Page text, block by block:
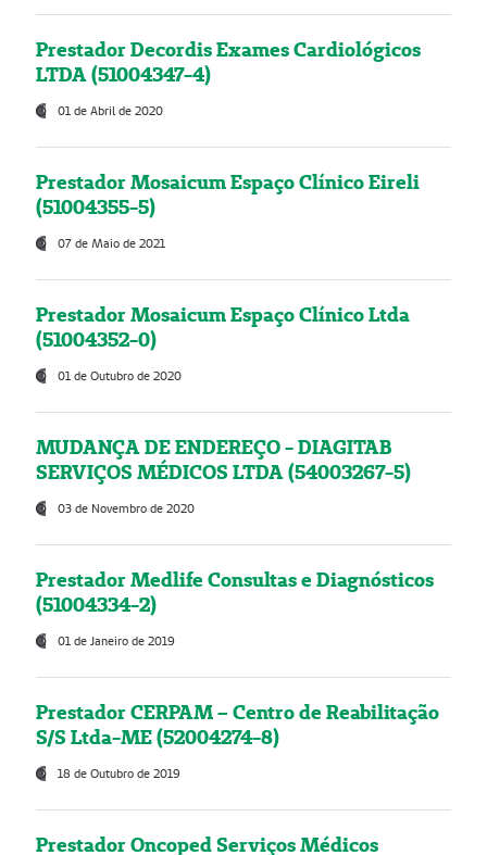
Prestador Decordis Exames Cardiológicos
LTDA (51004347-4)
01 de Abril de 2020
Prestador Mosaicum Espaço Clínico Eireli
(51004355-5)
07 de Maio de 2021
Prestador Mosaicum Espaço Clínico Ltda
(51004352-0)
01 de Outubro de 2020
MUDANÇA DE ENDEREÇO - DIAGITAB
SERVIÇOS MÉDICOS LTDA (54003267-5)
03 de Novembro de 2020
Prestador Medlife Consultas e Diagnósticos
(51004334-2)
01 de Janeiro de 2019
Prestador CERPAM – Centro de Reabilitação
S/S Ltda-ME (52004274-8)
18 de Outubro de 2019
Prestador Oncoped Serviços Médicos